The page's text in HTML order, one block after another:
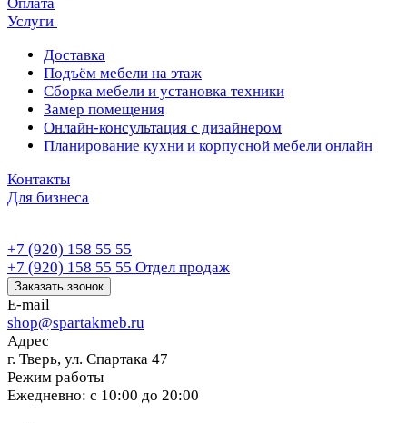
Услуги
Доставка
Подъём мебели на этаж
Сборка мебели и установка техники
Замер помещения
Онлайн-консультация с дизайнером
Планирование кухни и корпусной мебели онлайн
Контакты
Для бизнеса
+7 (920) 158 55 55
+7 (920) 158 55 55 Отдел продаж
Заказать звонок
E-mail
shop@spartakmeb.ru
Адрес
г. Тверь, ул. Спартака 47
Режим работы
Ежедневно: с 10:00 до 20:00